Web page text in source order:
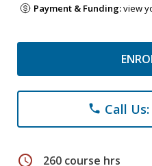
Payment & Funding:view
phone Call Us:
schedule 260 course hrs